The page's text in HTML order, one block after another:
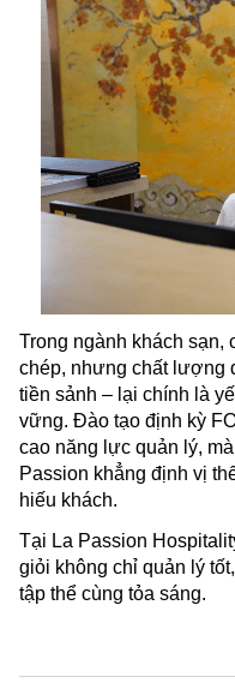
Trong ngành khách
chép, nhưng chất lượng
tiền sảnh – lại chính là
vững. Đào tạo định kỳ
cao năng lực quản lý,
Passion khẳng định vị
hiếu khách.
Tại La Passion
giỏi không chỉ quản lý
tập thể cùng tỏa sáng.